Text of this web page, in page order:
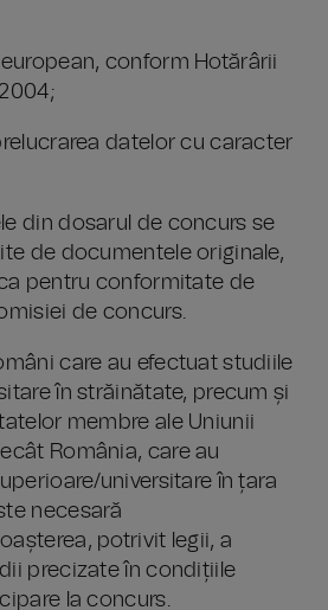
conform Hotărârii
datelor cu caracter
din dosarul de concurs se
de documentele originale,
pentru conformitate de
de concurs.
care au efectuat studiile
în străinătate, precum și
membre ale Uniunii
România, care au
universitare în țara
necesară
potrivit legii, a
precizate în condițiile
la concurs.